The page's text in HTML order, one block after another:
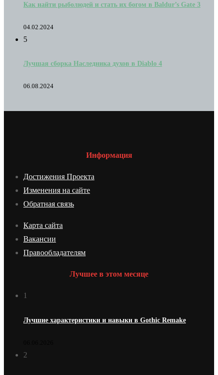
Как найти рыболюдей и стать их богом в Baldur’s Gate 3
04.02.2024
5
Лучшая сборка Наследника духов в Diablo 4
06.08.2024
Информация
Достижения Проекта
Изменения на сайте
Обратная связь
Карта сайта
Вакансии
Правообладателям
Лучшее в этом месяце
1
Лучшие характеристики и навыки в Gothic Remake
2